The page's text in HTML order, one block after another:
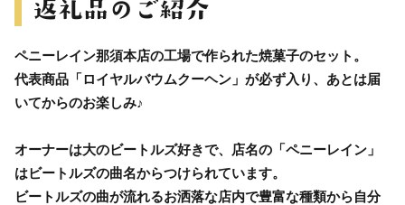
ペニーレイン那須本店の工場で作られた焼菓子のセット。
代表商品「ロイヤルバウムクーヘン」が必ず入り、あとは届
いてからのお楽しみ♪
オーナーは大のビートルズ好きで、店名の「ペニーレイン」
はビートルズの曲名からつけられています。
ビートルズの曲が流れるお洒落な店内で豊富な種類から自分